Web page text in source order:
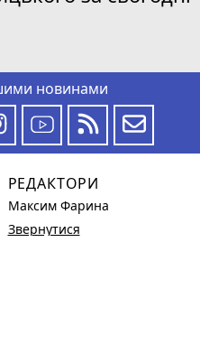
новинами
РЕДАКТОРИ
Максим Фарина
Звернутися